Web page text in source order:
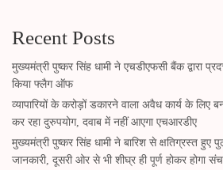
Recent Posts
मुख्यमंत्री पुष्कर सिंह धामी ने एचडीएफसी बैंक द्वारा
किया फ्लैग ऑफ
व्यापारियों के करोड़ों डकारने वाला अवैध कार्य के लिए
कर रहा दुरुपयोग, दवाब में नहीं आएगा एचआरडीए
मुख्यमंत्री पुष्कर सिंह धामी ने बारिश से क्षतिग्रस्त हुए
जानकारी, दूसरी ओर से भी शीघ्र ही पूर्ण होकर होगा